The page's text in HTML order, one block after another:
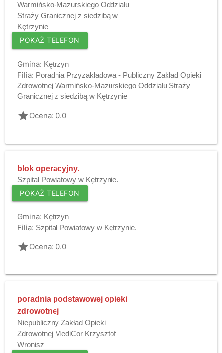
Warmińsko-Mazurskiego Oddziału
Straży Granicznej z siedzibą w
Kętrzynie
POKAŻ TELEFON
Gmina: Kętrzyn
Filia: Poradnia Przyzakładowa - Publiczny Zakład Opieki
Zdrowotnej Warmińsko-Mazurskiego Oddziału Straży
Granicznej z siedzibą w Kętrzynie
gradeOcena: 0.0
blok operacyjny.
Szpital Powiatowy w Kętrzynie.
POKAŻ TELEFON
Gmina: Kętrzyn
Filia: Szpital Powiatowy w Kętrzynie.
gradeOcena: 0.0
poradnia podstawowej opieki
zdrowotnej
Niepubliczny Zakład Opieki
Zdrowotnej MediCor Krzysztof
Wronisz